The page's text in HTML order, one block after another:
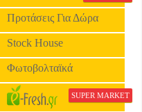
Προτάσεις Για Δώρα
Stock House
Φωτοβολταϊκά
SUPER MARKET